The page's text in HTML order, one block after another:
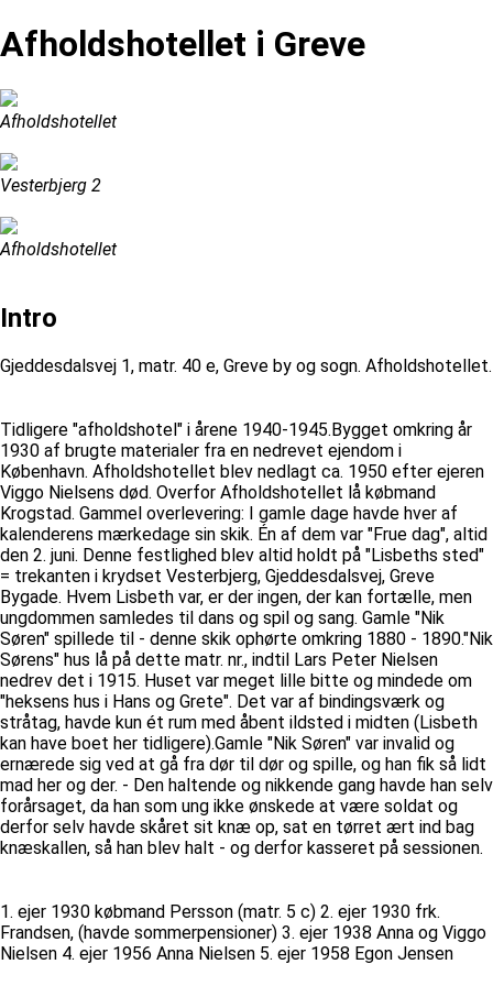
Afholdshotellet i Greve
Afholdshotellet
Vesterbjerg 2
Afholdshotellet
Intro
Gjeddesdalsvej 1, matr. 40 e, Greve by og sogn. Afholdshotellet.
Tidligere "afholdshotel" i årene 1940-1945.Bygget omkring år
1930 af brugte materialer fra en nedrevet ejendom i
København. Afholdshotellet blev nedlagt ca. 1950 efter ejeren
Viggo Nielsens død. Overfor Afholdshotellet lå købmand
Krogstad. Gammel overlevering: I gamle dage havde hver af
kalenderens mærkedage sin skik. Én af dem var "Frue dag", altid
den 2. juni. Denne festlighed blev altid holdt på "Lisbeths sted"
= trekanten i krydset Vesterbjerg, Gjeddesdalsvej, Greve
Bygade. Hvem Lisbeth var, er der ingen, der kan fortælle, men
ungdommen samledes til dans og spil og sang. Gamle "Nik
Søren" spillede til - denne skik ophørte omkring 1880 - 1890."Nik
Sørens" hus lå på dette matr. nr., indtil Lars Peter Nielsen
nedrev det i 1915. Huset var meget lille bitte og mindede om
"heksens hus i Hans og Grete". Det var af bindingsværk og
stråtag, havde kun ét rum med åbent ildsted i midten (Lisbeth
kan have boet her tidligere).Gamle "Nik Søren" var invalid og
ernærede sig ved at gå fra dør til dør og spille, og han fik så lidt
mad her og der. - Den haltende og nikkende gang havde han selv
forårsaget, da han som ung ikke ønskede at være soldat og
derfor selv havde skåret sit knæ op, sat en tørret ært ind bag
knæskallen, så han blev halt - og derfor kasseret på sessionen.
1. ejer 1930 købmand Persson (matr. 5 c) 2. ejer 1930 frk.
Frandsen, (havde sommerpensioner) 3. ejer 1938 Anna og Viggo
Nielsen 4. ejer 1956 Anna Nielsen 5. ejer 1958 Egon Jensen